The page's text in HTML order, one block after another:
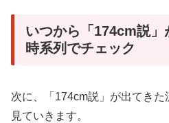
いつから「174cm説」
時系列でチェック
次に、「174cm説」が出てき
見ていきます。